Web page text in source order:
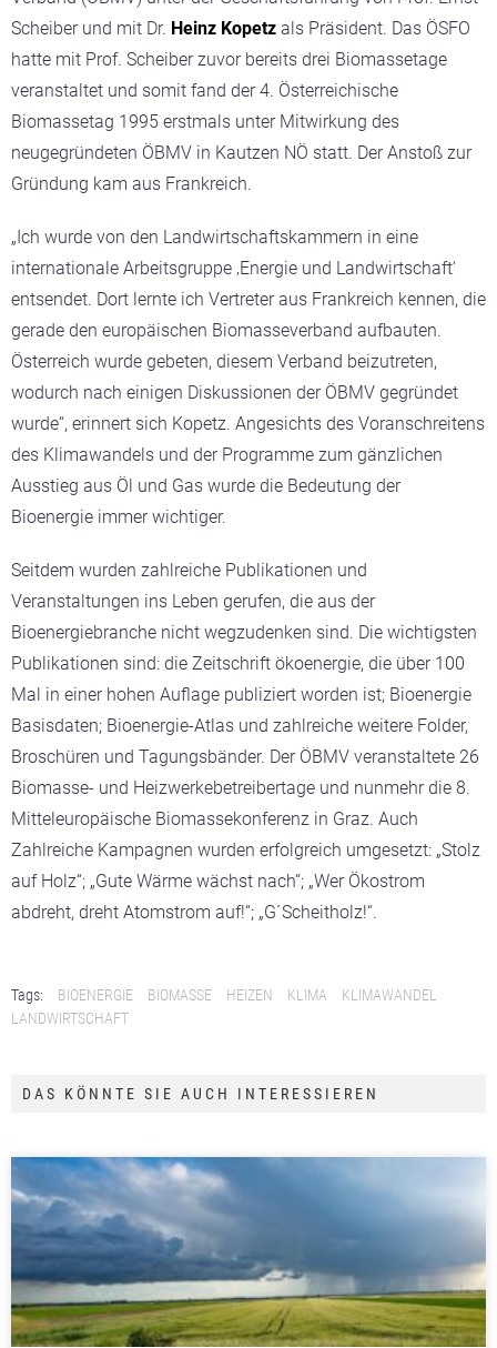
Scheiber und mit Dr. Heinz Kopetz als Präsident. Das ÖSFO
hatte mit Prof. Scheiber zuvor bereits drei Biomassetage
veranstaltet und somit fand der 4. Österreichische
Biomassetag 1995 erstmals unter Mitwirkung des
neugegründeten ÖBMV in Kautzen NÖ statt. Der Anstoß zur
Gründung kam aus Frankreich.
„Ich wurde von den Landwirtschaftskammern in eine
internationale Arbeitsgruppe ‚Energie und Landwirtschaft‘
entsendet. Dort lernte ich Vertreter aus Frankreich kennen, die
gerade den europäischen Biomasseverband aufbauten.
Österreich wurde gebeten, diesem Verband beizutreten,
wodurch nach einigen Diskussionen der ÖBMV gegründet
wurde“, erinnert sich Kopetz. Angesichts des Voranschreitens
des Klimawandels und der Programme zum gänzlichen
Ausstieg aus Öl und Gas wurde die Bedeutung der
Bioenergie immer wichtiger.
Seitdem wurden zahlreiche Publikationen und
Veranstaltungen ins Leben gerufen, die aus der
Bioenergiebranche nicht wegzudenken sind. Die wichtigsten
Publikationen sind: die Zeitschrift ökoenergie, die über 100
Mal in einer hohen Auflage publiziert worden ist; Bioenergie
Basisdaten; Bioenergie-Atlas und zahlreiche weitere Folder,
Broschüren und Tagungsbänder. Der ÖBMV veranstaltete 26
Biomasse- und Heizwerkebetreibertage und nunmehr die 8.
Mitteleuropäische Biomassekonferenz in Graz. Auch
Zahlreiche Kampagnen wurden erfolgreich umgesetzt: „Stolz
auf Holz“; „Gute Wärme wächst nach“; „Wer Ökostrom
abdreht, dreht Atomstrom auf!“; „G´Scheitholz!“.
Tags: BIOENERGIE BIOMASSE HEIZEN KLIMA
KLIMAWANDEL
LANDWIRTSCHAFT
DAS KÖNNTE SIE AUCH INTERESSIEREN